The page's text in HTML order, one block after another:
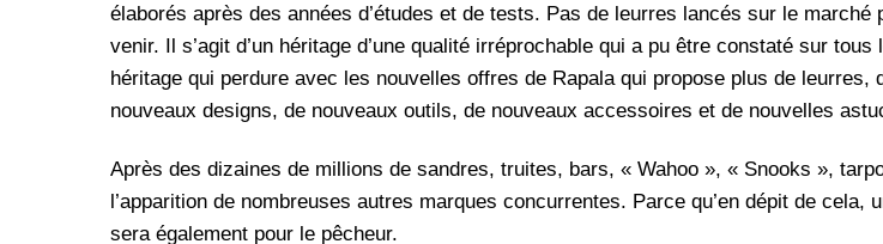
élaborés après des années d’études et de tests. Pas de leurres lancés sur le
venir. Il s’agit d’un héritage d’une qualité irréprochable qui a pu être constaté sur
héritage qui perdure avec les nouvelles offres de Rapala qui propose plus de
nouveaux designs, de nouveaux outils, de nouveaux accessoires et de nouvelles
Après des dizaines de millions de sandres, truites, bars, « Wahoo », « Snooks »,
l’apparition de nombreuses autres marques concurrentes. Parce qu’en dépit de
sera également pour le pêcheur.